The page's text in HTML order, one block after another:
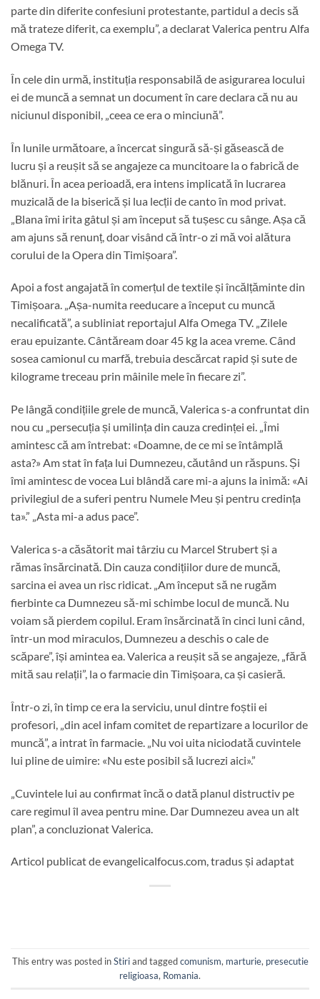
parte din diferite confesiuni protestante, partidul a decis să
mă trateze diferit, ca exemplu”, a declarat Valerica pentru Alfa
Omega TV.
În cele din urmă, instituția responsabilă de asigurarea locului
ei de muncă a semnat un document în care declara că nu au
niciunul disponibil, „ceea ce era o minciună”.
În lunile următoare, a încercat singură să-și găsească de
lucru și a reușit să se angajeze ca muncitoare la o fabrică de
blănuri. În acea perioadă, era intens implicată în lucrarea
muzicală de la biserică și lua lecții de canto în mod privat.
„Blana îmi irita gâtul și am început să tușesc cu sânge. Așa că
am ajuns să renunț, doar visând că într-o zi mă voi alătura
corului de la Opera din Timișoara”.
Apoi a fost angajată în comerțul de textile și încălțăminte din
Timișoara. „Așa-numita reeducare a început cu muncă
necalificată”, a subliniat reportajul Alfa Omega TV. „Zilele
erau epuizante. Cântăream doar 45 kg la acea vreme. Când
sosea camionul cu marfă, trebuia descărcat rapid și sute de
kilograme treceau prin mâinile mele în fiecare zi”.
Pe lângă condițiile grele de muncă, Valerica s-a confruntat din
nou cu „persecuția și umilința din cauza credinței ei. „Îmi
amintesc că am întrebat: «Doamne, de ce mi se întâmplă
asta?» Am stat în fața lui Dumnezeu, căutând un răspuns. Și
îmi amintesc de vocea Lui blândă care mi-a ajuns la inimă: «Ai
privilegiul de a suferi pentru Numele Meu și pentru credința
ta».” „Asta mi-a adus pace”.
Valerica s-a căsătorit mai târziu cu Marcel Strubert și a
rămas însărcinată. Din cauza condițiilor dure de muncă,
sarcina ei avea un risc ridicat. „Am început să ne rugăm
fierbinte ca Dumnezeu să-mi schimbe locul de muncă. Nu
voiam să pierdem copilul. Eram însărcinată în cinci luni când,
într-un mod miraculos, Dumnezeu a deschis o cale de
scăpare”, își amintea ea. Valerica a reușit să se angajeze, „fără
mită sau relații”, la o farmacie din Timișoara, ca și casieră.
Într-o zi, în timp ce era la serviciu, unul dintre foștii ei
profesori, „din acel infam comitet de repartizare a locurilor de
muncă”, a intrat în farmacie. „Nu voi uita niciodată cuvintele
lui pline de uimire: «Nu este posibil să lucrezi aici».”
„Cuvintele lui au confirmat încă o dată planul distructiv pe
care regimul îl avea pentru mine. Dar Dumnezeu avea un alt
plan”, a concluzionat Valerica.
Articol publicat de evangelicalfocus.com, tradus și adaptat
This entry was posted inStiriand taggedcomunism, marturie, presecutie
religioasa, Romania.